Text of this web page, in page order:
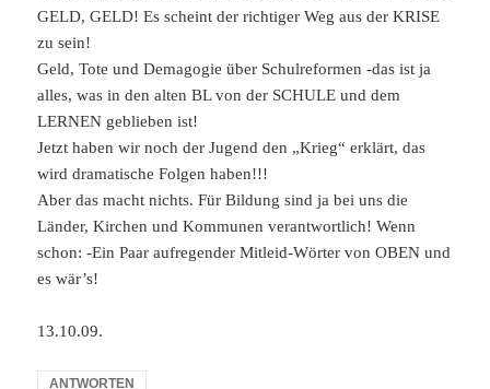
GELD, GELD! Es scheint der richtiger Weg aus der KRISE
zu sein!
Geld, Tote und Demagogie über Schulreformen -das ist ja
alles, was in den alten BL von der SCHULE und dem
LERNEN geblieben ist!
Jetzt haben wir noch der Jugend den „Krieg“ erklärt, das
wird dramatische Folgen haben!!!
Aber das macht nichts. Für Bildung sind ja bei uns die
Länder, Kirchen und Kommunen verantwortlich! Wenn
schon: -Ein Paar aufregender Mitleid-Wörter von OBEN und
es wär’s!
13.10.09.
ANTWORTEN